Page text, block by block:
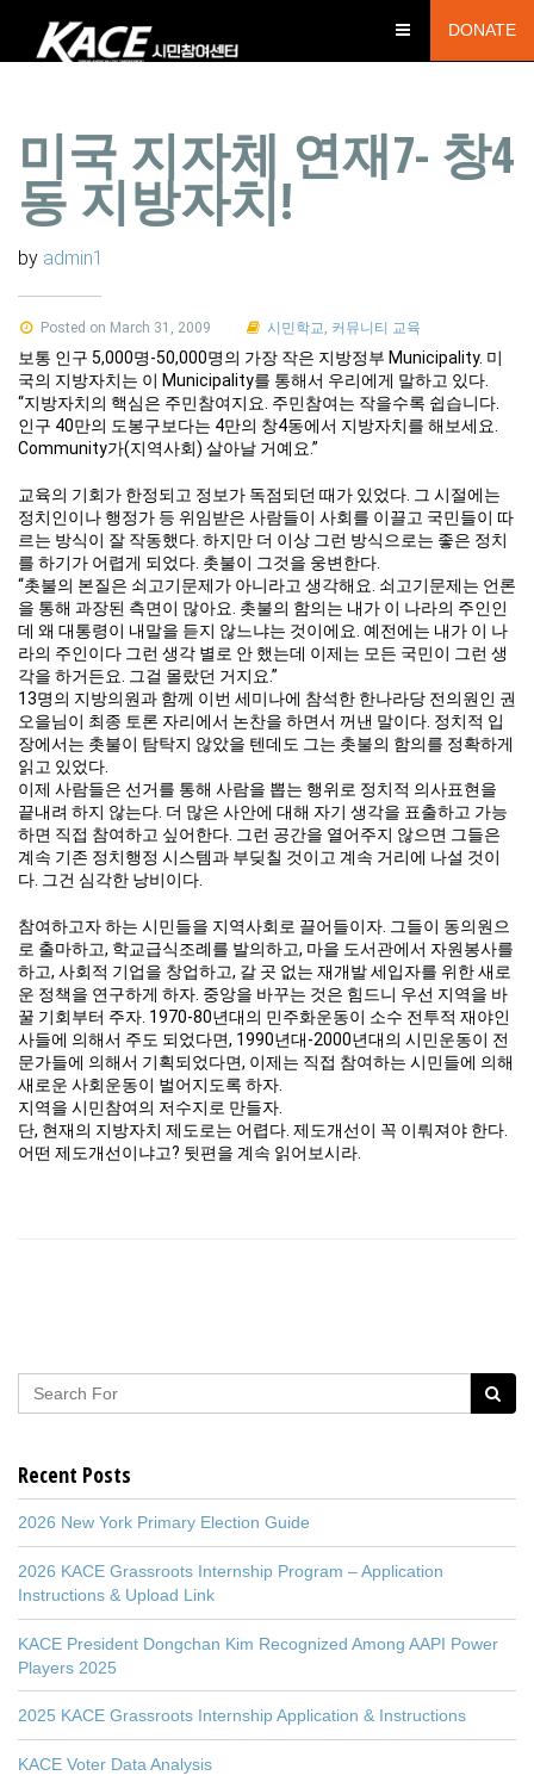
DONATE
미국 지자체 연재7- 창4
동 지방자치!
by admin1
Posted on March 31, 2009 시민학교 커뮤니티 교육
보통 인구 5,000명-50,000명의 가장 작은 지방정부 Municipality. 미
국의 지방자치는 이 Municipality를 통해서 우리에게 말하고 있다.
“지방자치의 핵심은 주민참여지요. 주민참여는 작을수록 쉽습니다.
인구 40만의 도봉구보다는 4만의 창4동에서 지방자치를 해보세요.
Community가(지역사회) 살아날 거예요.”
교육의 기회가 한정되고 정보가 독점되던 때가 있었다. 그 시절에는
정치인이나 행정가 등 위임받은 사람들이 사회를 이끌고 국민들이 따
르는 방식이 잘 작동했다. 하지만 더 이상 그런 방식으로는 좋은 정치
를 하기가 어렵게 되었다. 촛불이 그것을 웅변한다.
“촛불의 본질은 쇠고기문제가 아니라고 생각해요. 쇠고기문제는 언론
을 통해 과장된 측면이 많아요. 촛불의 함의는 내가 이 나라의 주인인
데 왜 대통령이 내말을 듣지 않느냐는 것이에요. 예전에는 내가 이 나
라의 주인이다 그런 생각 별로 안 했는데 이제는 모든 국민이 그런 생
각을 하거든요. 그걸 몰랐던 거지요.”
13명의 지방의원과 함께 이번 세미나에 참석한 한나라당 전의원인 권
오을님이 최종 토론 자리에서 논찬을 하면서 꺼낸 말이다. 정치적 입
장에서는 촛불이 탐탁지 않았을 텐데도 그는 촛불의 함의를 정확하게
읽고 있었다.
이제 사람들은 선거를 통해 사람을 뽑는 행위로 정치적 의사표현을
끝내려 하지 않는다. 더 많은 사안에 대해 자기 생각을 표출하고 가능
하면 직접 참여하고 싶어한다. 그런 공간을 열어주지 않으면 그들은
계속 기존 정치행정 시스템과 부딪칠 것이고 계속 거리에 나설 것이
다. 그건 심각한 낭비이다.
참여하고자 하는 시민들을 지역사회로 끌어들이자. 그들이 동의원으
로 출마하고, 학교급식조례를 발의하고, 마을 도서관에서 자원봉사를
하고, 사회적 기업을 창업하고, 갈 곳 없는 재개발 세입자를 위한 새로
운 정책을 연구하게 하자. 중앙을 바꾸는 것은 힘드니 우선 지역을 바
꿀 기회부터 주자. 1970-80년대의 민주화운동이 소수 전투적 재야인
사들에 의해서 주도 되었다면, 1990년대-2000년대의 시민운동이 전
문가들에 의해서 기획되었다면, 이제는 직접 참여하는 시민들에 의해
새로운 사회운동이 벌어지도록 하자.
지역을 시민참여의 저수지로 만들자.
단, 현재의 지방자치 제도로는 어렵다. 제도개선이 꼭 이뤄져야 한다.
어떤 제도개선이냐고? 뒷편을 계속 읽어보시라.
Recent Posts
2026 New York Primary Election Guide
2026 KACE Grassroots Internship Program – Application
Instructions & Upload Link
KACE President Dongchan Kim Recognized Among AAPI Power
Players 2025
2025 KACE Grassroots Internship Application & Instructions
KACE Voter Data Analysis